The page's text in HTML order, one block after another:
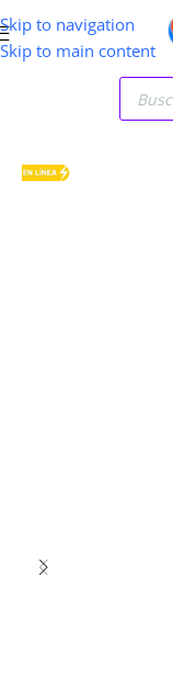
Skip to navigation
Skip to main content